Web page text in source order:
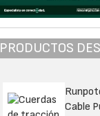
PRODUCTOS
Cable